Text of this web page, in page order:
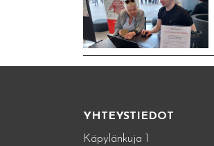
YHTEYSTIEDOT
Käpylänkuja 1